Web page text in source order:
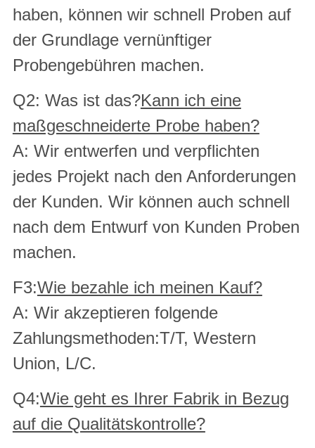
haben, können wir schnell Proben auf
der Grundlage vernünftiger
Probengebühren machen.
Q2: Was ist das?Kann ich eine
maßgeschneiderte Probe haben?
A: Wir entwerfen und verpflichten
jedes Projekt nach den Anforderungen
der Kunden. Wir können auch schnell
nach dem Entwurf von Kunden Proben
machen.
F3:Wie bezahle ich meinen Kauf?
A: Wir akzeptieren folgende
Zahlungsmethoden:T/T, Western
Union, L/C.
Q4:Wie geht es Ihrer Fabrik in Bezug
auf die Qualitätskontrolle?